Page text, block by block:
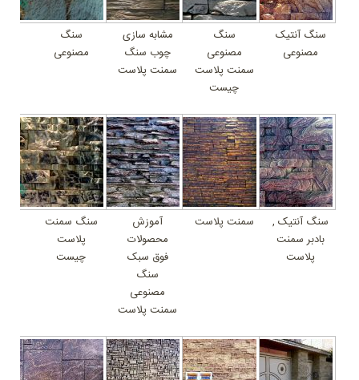
سنگ آنتیک
مصنوعی
سنگ
مصنوعی
سمنت پلاست
چیست
مشابه سازی
چوب سنگ
سمنت پلاست
سنگ
مصنوعی
سنگ آنتیک ,
بادبر سمنت
پلاست
سمنت پلاست
آموزش
محصولات
فوق سبک
سنگ
مصنوعی
سمنت پلاست
سنگ سمنت
پلاست
چیست